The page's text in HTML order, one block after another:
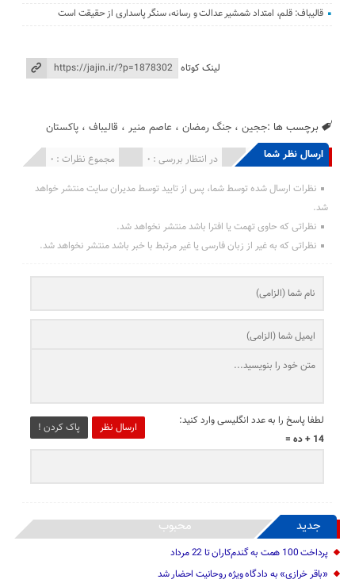
قالیباف: قلم، امتداد شمشیر عدالت و رسانه، سنگر پاسداری از حقیقت است
لینک کوتاه
برچسب ها :ججین ،جنگ رمضان ، عاصم منیر ، قالیباف ،پاکستان
ارسال نظر شما مجموع نظرات : 0 در انتظار بررسی : 0 انتشار یافته : 0
نظرات ارسال شده توسط شما، پس از تایید توسط مدیران سایت منتشر خواهد
شد.
نظراتی که حاوی تهمت یا افترا باشد منتشر نخواهد شد.
نظراتی که به غیر از زبان فارسی یا غیر مرتبط با خبر باشد منتشر نخواهد شد.
ارسال نظر پاک کردن !
لطفا پاسخ را به عدد انگلیسی وارد کنید:
14 + ده =
جدید محبوب
پرداخت 100 همت به گندم‌کاران تا 22 مرداد
«باقر خرازی» به دادگاه ویژه روحانیت احضار شد